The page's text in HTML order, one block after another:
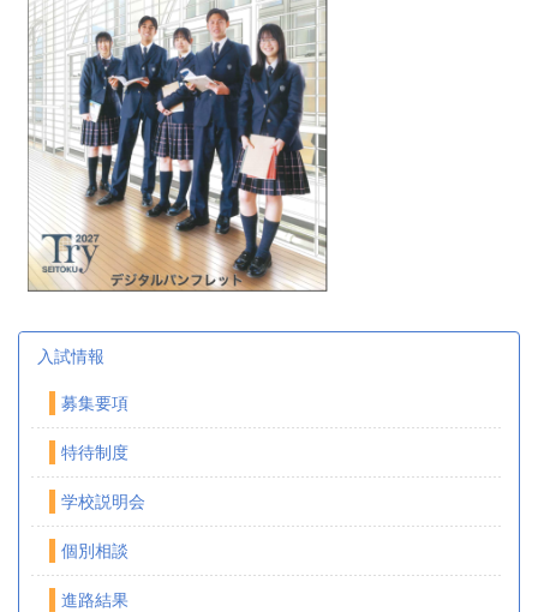
入試情報
募集要項
特待制度
学校説明会
個別相談
進路結果